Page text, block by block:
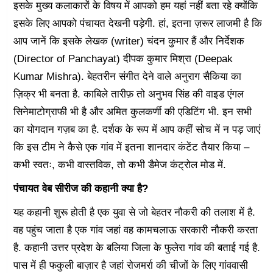
इसके मुख्य कलाकारों के विषय में आपको हम यहां नहीं बता रहे क्योंकि
इसके लिए आपको पंचायत देखनी पड़ेगी. हां, इतना ज़रूर लाजमी है कि
आप जानें कि इसके लेखक (writer) चंदन कुमार हैं और निर्देशक
(Director of Panchayat) दीपक कुमार मिश्रा (Deepak
Kumar Mishra). बेहतरीन संगीत देने वाले अनुराग सैकिया का
ज़िक्र भी बनता है. काबिले तारीफ़ तो अनुभव सिंह की वाइड एंगल
सिनेमाटोग्राफी भी है और अमित कुलकर्णी की एडिटिंग भी. इन सभी
का योगदान गज़ब का है. दर्शक के रूप में आप कहीं सोच में न पड़ जाएं
कि इस टीम ने कैसे एक गांव में इतना शानदार कंटेंट तैयार किया –
कभी स्वतः, कभी वास्तविक, तो कभी डैमेज कंट्रोल मोड में.
पंचायत वेब सीरीज की कहानी क्या है?
यह कहानी शुरू होती है एक युवा से जो बेहतर नौकरी की तलाश में है.
वह पहुंच जाता है एक गांव जहां वह कामचलाऊ सरकारी नौकरी करता
है. कहानी उत्तर प्रदेश के बलिया जिला के फुलेरा गांव की बताई गई है.
पास में ही फकुली बाज़ार है जहां रोजमर्रा की चीजों के लिए गांववासी